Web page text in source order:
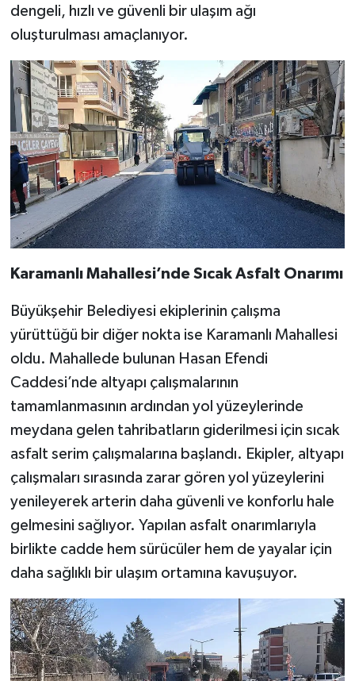
dengeli, hızlı ve güvenli bir ulaşım ağı
oluşturulması amaçlanıyor.
Karamanlı Mahallesi’nde Sıcak Asfalt Onarımı
Büyükşehir Belediyesi ekiplerinin çalışma
yürüttüğü bir diğer nokta ise Karamanlı Mahallesi
oldu. Mahallede bulunan Hasan Efendi
Caddesi’nde altyapı çalışmalarının
tamamlanmasının ardından yol yüzeylerinde
meydana gelen tahribatların giderilmesi için sıcak
asfalt serim çalışmalarına başlandı. Ekipler, altyapı
çalışmaları sırasında zarar gören yol yüzeylerini
yenileyerek arterin daha güvenli ve konforlu hale
gelmesini sağlıyor. Yapılan asfalt onarımlarıyla
birlikte cadde hem sürücüler hem de yayalar için
daha sağlıklı bir ulaşım ortamına kavuşuyor.